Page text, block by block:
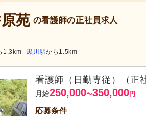
苑 の看護師の正社員求人
1.3km 黒川駅から1.5km
看護師（日勤専従）（正
月給250,000〜350,000円
応募条件